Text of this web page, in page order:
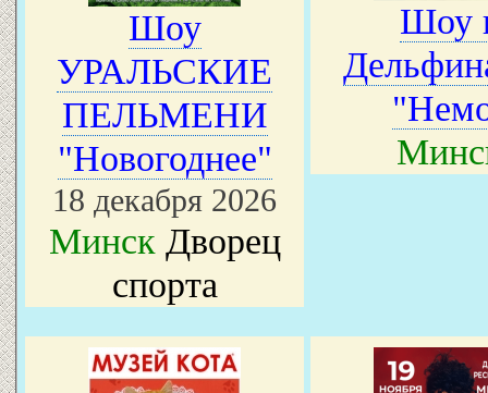
Шоу
УРАЛЬСКИЕ
ПЕЛЬМЕНИ
"Новогоднее"
18 декабря 2026
МинскДворец
спорта
Шоу